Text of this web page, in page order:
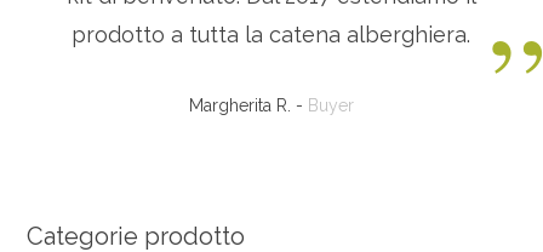
prodotto a tutta la catena alberghiera.
Margherita R. - Buyer
Categorie prodotto